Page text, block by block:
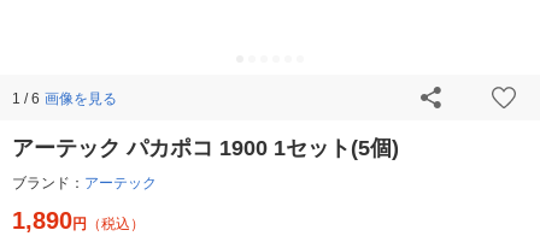
1 / 6 画像を見る
アーテック パカポコ 1900 1セット(5個)
ブランド： アーテック
1,890円
（税込）